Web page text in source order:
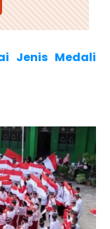
Jenis Medali